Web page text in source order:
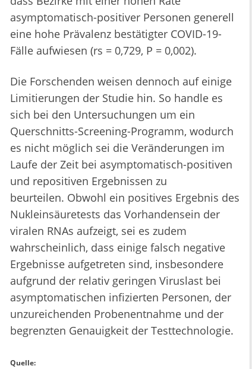
asymptomatisch-positiver Personen generell
eine hohe Prävalenz bestätigter COVID-19-
Fälle aufwiesen (rs = 0,729, P = 0,002).
Die Forschenden weisen dennoch auf einige
Limitierungen der Studie hin. So handle es
sich bei den Untersuchungen um ein
Querschnitts-Screening-Programm, wodurch
es nicht möglich sei die Veränderungen im
Laufe der Zeit bei asymptomatisch-positiven
und repositiven Ergebnissen zu
beurteilen. Obwohl ein positives Ergebnis des
Nukleinsäuretests das Vorhandensein der
viralen RNAs aufzeigt, sei es zudem
wahrscheinlich, dass einige falsch negative
Ergebnisse aufgetreten sind, insbesondere
aufgrund der relativ geringen Viruslast bei
asymptomatischen infizierten Personen, der
unzureichenden Probenentnahme und der
begrenzten Genauigkeit der Testtechnologie.
Quelle: